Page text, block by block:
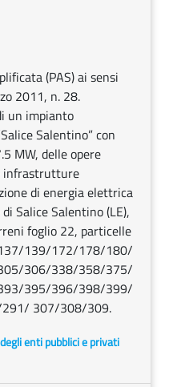
(PAS) ai sensi
2011, n. 28.
un impianto
Salentino” con
MW, delle opere
infrastrutture
di energia elettrica
Salice Salentino (LE),
foglio 22, particelle
139/172/178/180/
306/338/358/375/
395/396/398/399/
307/308/309.
enti pubblici e privati